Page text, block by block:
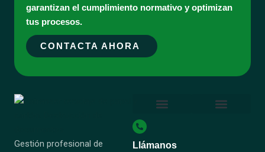
garantizan el cumplimiento normativo y optimizan
tus procesos.
CONTACTA AHORA
Gestión profesional de
Llámanos